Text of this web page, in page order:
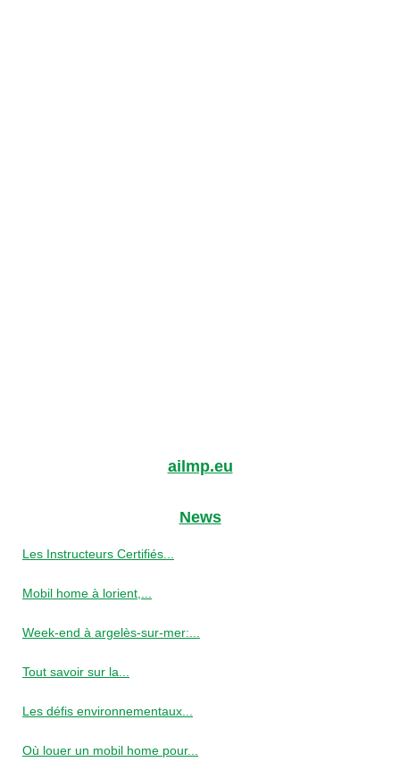
ailmp.eu
News
Les Instructeurs Certifiés...
Mobil home à lorient,...
Week-end à argelès-sur-mer:...
Tout savoir sur la...
Les défis environnementaux...
Où louer un mobil home pour...